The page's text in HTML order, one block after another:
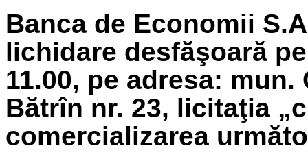
Banca de Economii
lichidare desfăşoară
11.00, pe adresa:
Bătrîn nr. 23, licitaţia
comercializarea